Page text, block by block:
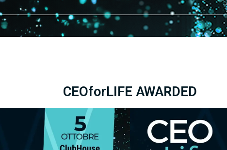
CEOforLIFE AWARDED